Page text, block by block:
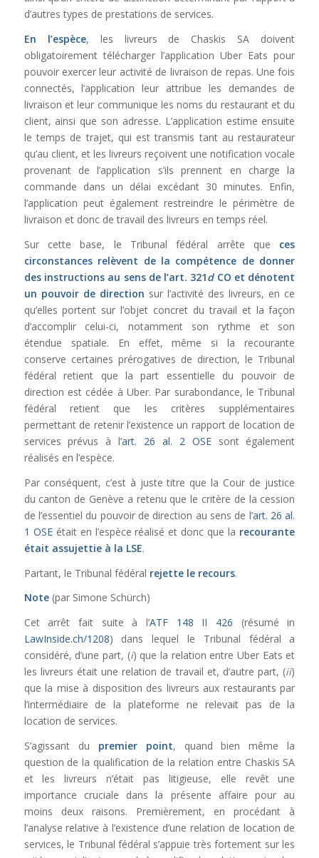
d’autres types de prestations de services.
En l’espèce, les livreurs de Chaskis SA doivent
obligatoirement télécharger l’application Uber Eats pour
pouvoir exercer leur activité de livraison de repas. Une fois
connectés, l’application leur attribue les demandes de
livraison et leur communique les noms du restaurant et du
client, ainsi que son adresse. L’application estime ensuite
le temps de trajet, qui est transmis tant au restaurateur
qu’au client, et les livreurs reçoivent une notification vocale
provenant de l’application s’ils prennent en charge la
commande dans un délai excédant 30 minutes. Enfin,
l’application peut également restreindre le périmètre de
livraison et donc de travail des livreurs en temps réel.
Sur cette base, le Tribunal fédéral arrête que ces
circonstances relèvent de la compétence de donner
des instructions au sens de l’art. 321d CO et dénotent
un pouvoir de direction sur l’activité des livreurs, en ce
qu’elles portent sur l’objet concret du travail et la façon
d’accomplir celui-ci, notamment son rythme et son
étendue spatiale. En effet, même si la recourante
conserve certaines prérogatives de direction, le Tribunal
fédéral retient que la part essentielle du pouvoir de
direction est cédée à Uber. Par surabondance, le Tribunal
fédéral retient que les critères supplémentaires
permettant de retenir l’existence un rapport de location de
services prévus à l’art. 26 al. 2 OSEsont également
réalisés en l’espèce.
Par conséquent, c’est à juste titre que la Cour de justice
du canton de Genève a retenu que le critère de la cession
de l’essentiel du pouvoir de direction au sens de l’art. 26 al.
1 OSEétait en l’espèce réalisé et donc que la recourante
était assujettie à la LSE.
Partant, le Tribunal fédéral rejette le recours.
Note (par Simone Schürch)
Cet arrêt fait suite à l’ATF 148 II 426 (résumé in
LawInside.ch/1208) dans lequel le Tribunal fédéral a
considéré, d’une part, (i) que la relation entre Uber Eats et
les livreurs était une relation de travail et, d’autre part, (ii)
que la mise à disposition des livreurs aux restaurants par
l’intermédiaire de la plateforme ne relevait pas de la
location de services.
S’agissant du premier point, quand bien même la
question de la qualification de la relation entre Chaskis SA
et les livreurs n’était pas litigieuse, elle revêt une
importance cruciale dans la présente affaire pour au
moins deux raisons. Premièrement, en procédant à
l’analyse relative à l’existence d’une relation de location de
services, le Tribunal fédéral s’appuie très fortement sur les